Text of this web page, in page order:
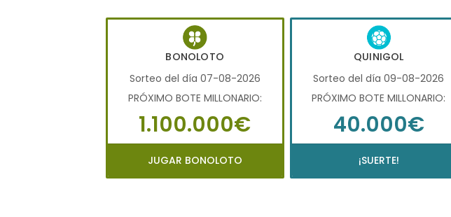
BONOLOTO
Sorteo del día 07-08-2026
PRÓXIMO BOTE MILLONARIO:
1.100.000€
JUGAR BONOLOTO
QUINIGOL
Sorteo del día 09-08-2026
PRÓXIMO BOTE MILLONARIO:
40.000€
¡SUERTE!